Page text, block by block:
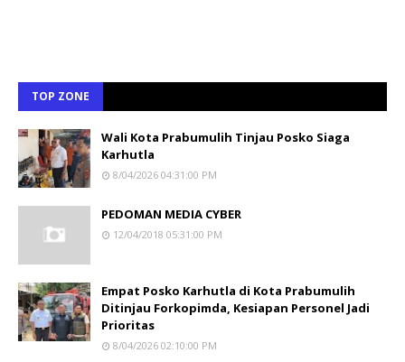
TOP ZONE
Wali Kota Prabumulih Tinjau Posko Siaga
Karhutla
8/04/2026 04:31:00 PM
PEDOMAN MEDIA CYBER
12/04/2018 05:31:00 PM
Empat Posko Karhutla di Kota Prabumulih
Ditinjau Forkopimda, Kesiapan Personel Jadi
Prioritas
8/04/2026 02:10:00 PM